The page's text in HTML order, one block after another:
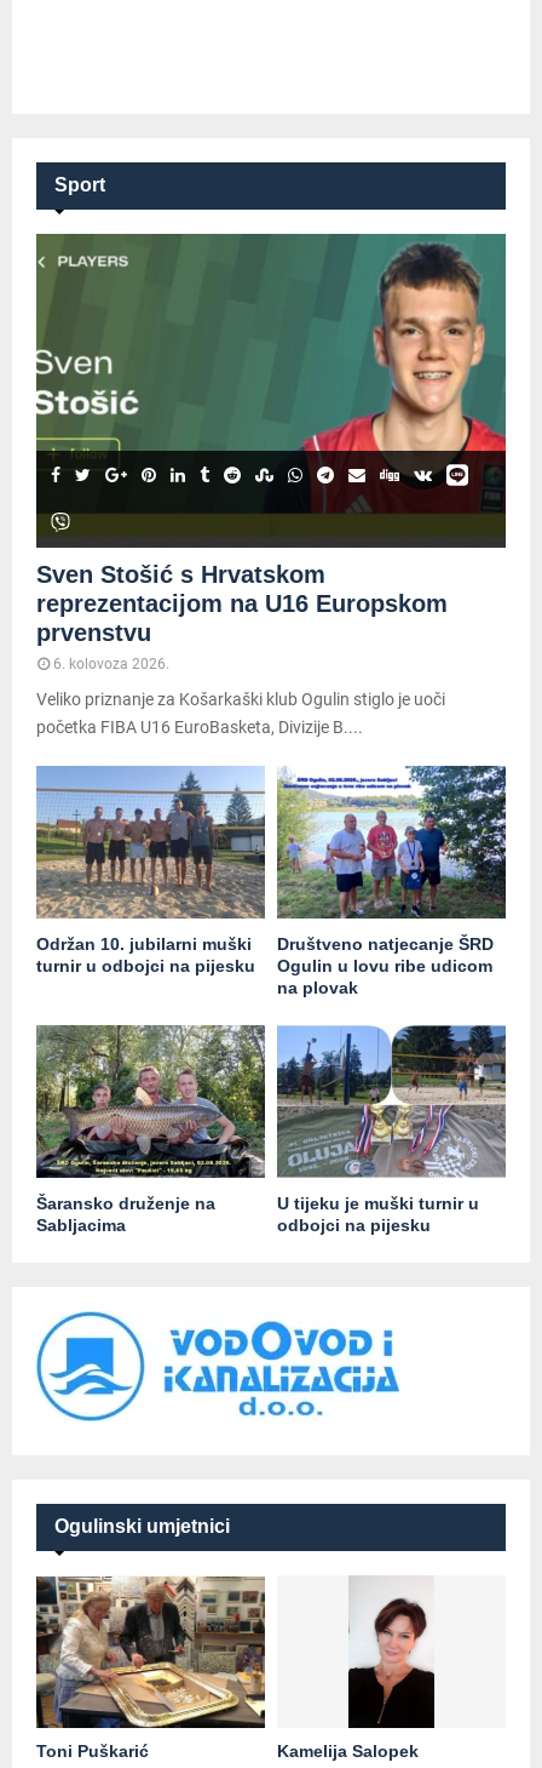
Sport
Sven Stošić s Hrvatskom
reprezentacijom na U16 Europskom
prvenstvu
6. kolovoza 2026.
Veliko priznanje za Košarkaški klub Ogulin stiglo je uoči
početka FIBA U16 EuroBasketa, Divizije B....
Održan 10. jubilarni muški
turnir u odbojci na pijesku
Društveno natjecanje ŠRD
Ogulin u lovu ribe udicom
na plovak
Šaransko druženje na
Sabljacima
U tijeku je muški turnir u
odbojci na pijesku
Ogulinski umjetnici
Toni Puškarić Kamelija Salopek